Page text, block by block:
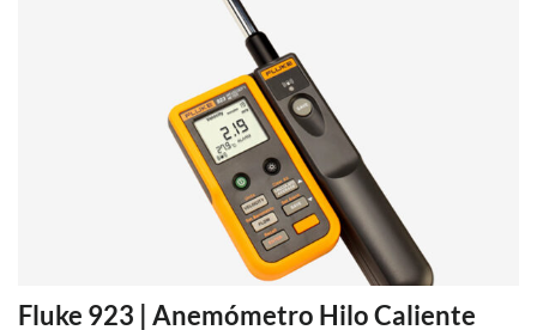
Fluke 923 | Anemómetro Hilo Caliente